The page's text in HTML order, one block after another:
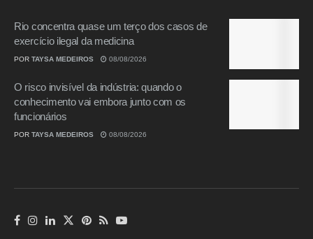
Rio concentra quase um terço dos casos de
exercício ilegal da medicina
POR TAYSA MEDEIROS 08/08/2026
O risco invisível da indústria: quando o
conhecimento vai embora junto com os
funcionários
POR TAYSA MEDEIROS 08/08/2026